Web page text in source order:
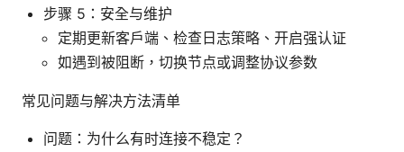
步骤 5：安全与维护
定期更新客户端、检查日志策略、开启强认证
如遇到被阻断，切换节点或调整协议参数
常见问题与解决方法清单
问题：为什么有时连接不稳定？